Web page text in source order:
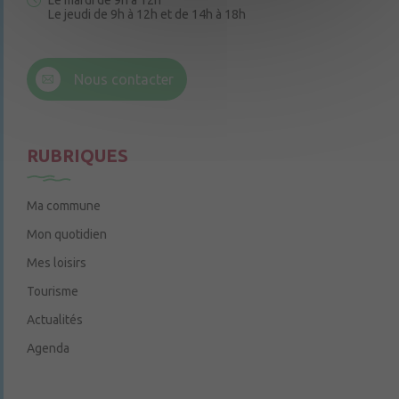
Le jeudi de 9h à 12h et de 14h à 18h
Nous contacter
RUBRIQUES
Ma commune
Mon quotidien
Mes loisirs
Tourisme
Actualités
Agenda